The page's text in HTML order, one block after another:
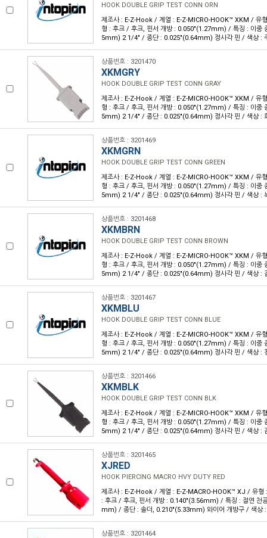
HOOK DOUBLE GRIP TEST CONN ORN
제조사 : E-Z-Hook / 계열 : E-Z-MICRO-HOOK™ XKM / 유
형 : 후크 / 후크, 핀서 개방 : 0.050"(1.27mm) / 특징 : 이중
5mm) 2 1/4" / 종단 : 0.025"(0.64mm) 정사각 핀 / 색상 :
상품번호 : 3201470
XKMGRY
HOOK DOUBLE GRIP TEST CONN GRAY
제조사 : E-Z-Hook / 계열 : E-Z-MICRO-HOOK™ XKM / 유
형 : 후크 / 후크, 핀서 개방 : 0.050"(1.27mm) / 특징 : 이중
5mm) 2 1/4" / 종단 : 0.025"(0.64mm) 정사각 핀 / 색상 :
상품번호 : 3201469
XKMGRN
HOOK DOUBLE GRIP TEST CONN GREEN
제조사 : E-Z-Hook / 계열 : E-Z-MICRO-HOOK™ XKM / 유
형 : 후크 / 후크, 핀서 개방 : 0.050"(1.27mm) / 특징 : 이중
5mm) 2 1/4" / 종단 : 0.025"(0.64mm) 정사각 핀 / 색상 :
상품번호 : 3201468
XKMBRN
HOOK DOUBLE GRIP TEST CONN BROWN
제조사 : E-Z-Hook / 계열 : E-Z-MICRO-HOOK™ XKM / 유
형 : 후크 / 후크, 핀서 개방 : 0.050"(1.27mm) / 특징 : 이중
5mm) 2 1/4" / 종단 : 0.025"(0.64mm) 정사각 핀 / 색상 :
상품번호 : 3201467
XKMBLU
HOOK DOUBLE GRIP TEST CONN BLUE
제조사 : E-Z-Hook / 계열 : E-Z-MICRO-HOOK™ XKM / 유
형 : 후크 / 후크, 핀서 개방 : 0.050"(1.27mm) / 특징 : 이중
5mm) 2 1/4" / 종단 : 0.025"(0.64mm) 정사각 핀 / 색상 :
상품번호 : 3201466
XKMBLK
HOOK DOUBLE GRIP TEST CONN BLK
제조사 : E-Z-Hook / 계열 : E-Z-MICRO-HOOK™ XKM / 유
형 : 후크 / 후크, 핀서 개방 : 0.050"(1.27mm) / 특징 : 이중
5mm) 2 1/4" / 종단 : 0.025"(0.64mm) 정사각 핀 / 색상 :
상품번호 : 3201465
XJRED
HOOK PIERCING MACRO HVY DUTY RED
제조사 : E-Z-Hook / 계열 : E-Z-MACRO-HOOK™ XJ / 유형
: 후크 / 후크, 핀서 개방 : 0.140"(3.56mm) / 특징 : 절연 천
mm) / 종단 : 솔더, 0.210"(5.33mm) 와이어 개방구 / 색상
상품번호 : 3201464